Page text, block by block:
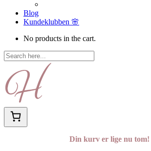
Blog
Kundeklubben 🌸
No products in the cart.
Din kurv er lige nu tom!